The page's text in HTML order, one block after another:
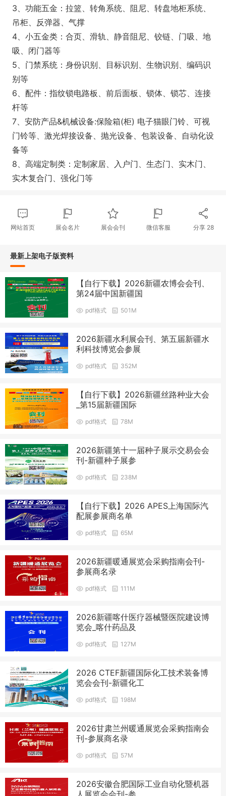
3、功能五金：拉篮、转角系统、阻尼、转盘地柜系统、
吊柜、反弹器、气撑
4、小五金类：合页、滑轨、静音阻尼、铰链、门吸、地
吸、闭门器等
5、门禁系统：身份识别、目标识别、生物识别、编码识
别等
6、配件：指纹锁电路板、前后面板、锁体、锁芯、连接
杆等
7、安防产品&机械设备:保险箱(柜) 电子猫眼门铃、可视
门铃等、激光焊接设备、抛光设备、包装设备、自动化设
备等
8、高端定制类：定制家居、入户门、生态门、实木门、
实木复合门、强化门等
网站首页 展会名片 展会会刊 微信客服 分享 28
最新上架电子版资料
【自行下载】2026新疆农博会会刊、
第24届中国新疆国
pdf格式 501M
2026新疆水利展会刊、第五届新疆水
利科技博览会参展
pdf格式 352M
【自行下载】2026新疆丝路种业大会
_第15届新疆国际
pdf格式 78M
2026新疆第十一届种子展示交易会会
刊-新疆种子展参
pdf格式 238M
【自行下载】2026 APES上海国际汽
配展参展商名单
pdf格式 65M
2026新疆暖通展览会采购指南会刊-
参展商名录
pdf格式 111M
2026新疆喀什医疗器械暨医院建设博
览会_喀什药品及
pdf格式 127M
2026 CTEF新疆国际化工技术装备博
览会会刊-新疆化工
pdf格式 198M
2026甘肃兰州暖通展览会采购指南会
刊-参展商名录
pdf格式 57M
2026安徽合肥国际工业自动化暨机器